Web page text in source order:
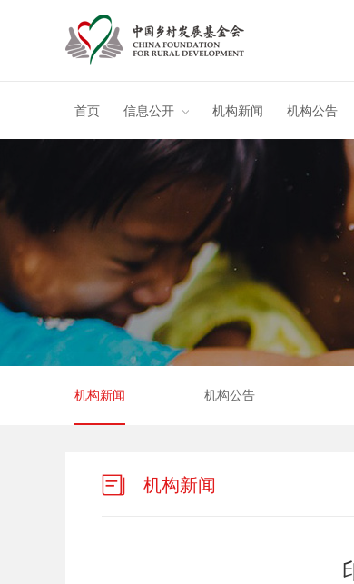
首页 信息公开 机构新闻 机构公告
机构新闻 机构公告
机构新闻